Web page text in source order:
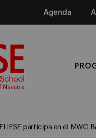
Agenda
El IESE participa en el MWC